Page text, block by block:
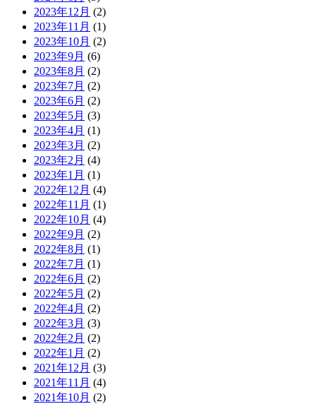
2023年12月 (2)
2023年11月 (1)
2023年10月 (2)
2023年9月 (6)
2023年8月 (2)
2023年7月 (2)
2023年6月 (2)
2023年5月 (3)
2023年4月 (1)
2023年3月 (2)
2023年2月 (4)
2023年1月 (1)
2022年12月 (4)
2022年11月 (1)
2022年10月 (4)
2022年9月 (2)
2022年8月 (1)
2022年7月 (1)
2022年6月 (2)
2022年5月 (2)
2022年4月 (2)
2022年3月 (3)
2022年2月 (2)
2022年1月 (2)
2021年12月 (3)
2021年11月 (4)
2021年10月 (2)